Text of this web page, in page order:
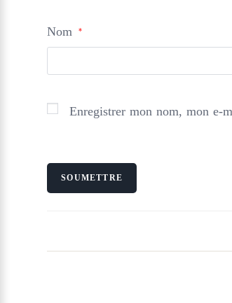
Nom *
Enregistrer mon nom, mon e-